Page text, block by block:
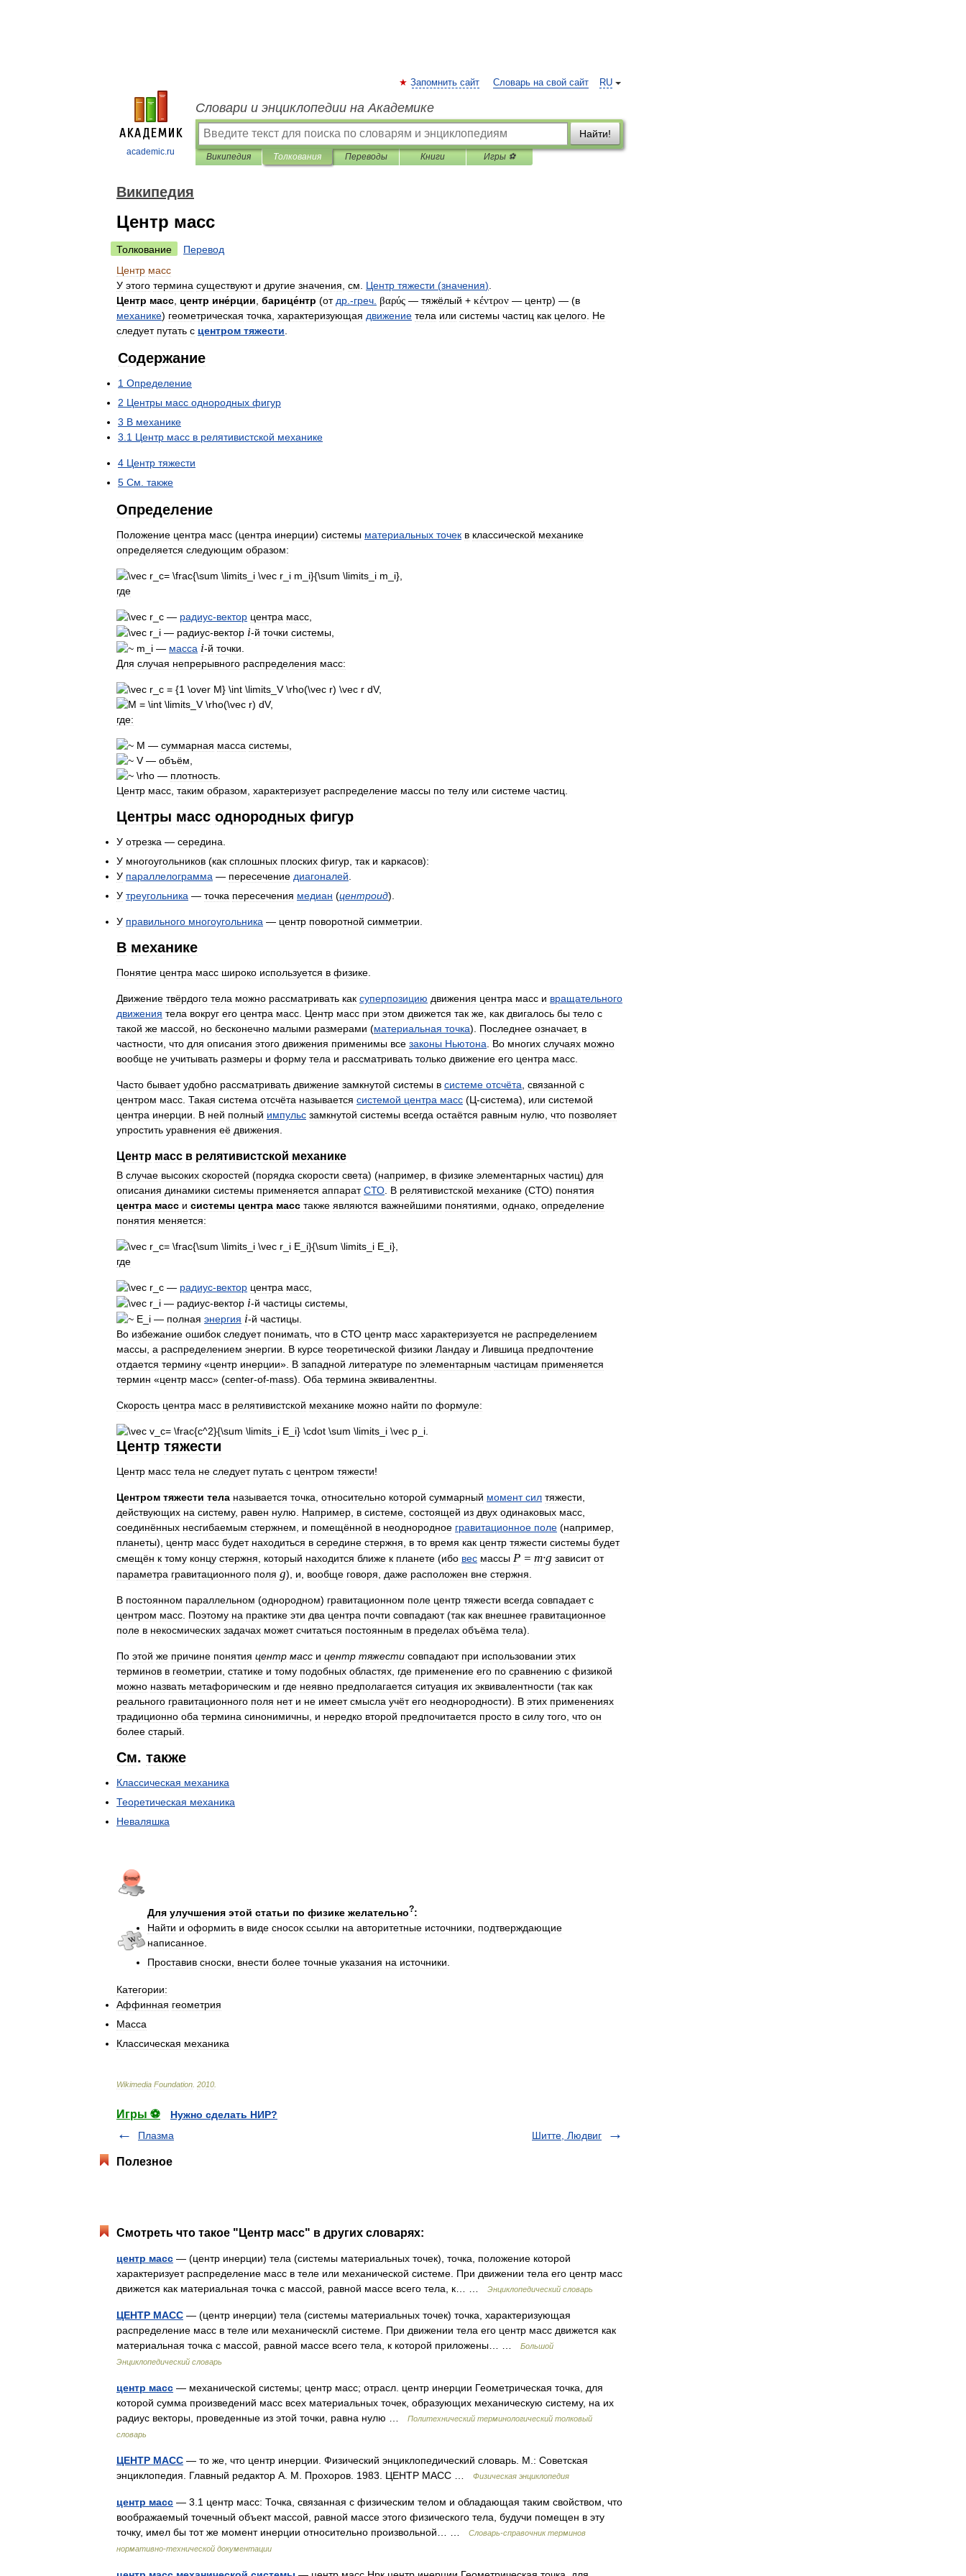
academic.ru
RU
Запомнить сайт Словарь на свой сайт
Словари и энциклопедии на Академике
Найти!
Википедия Толкования Переводы Книги Игры ⚽
Википедия
Центр масс
Толкование
Перевод
Центр масс
У этого термина существуют и другие значения см Центр тяжести (значения)
Центр масс центр ине́рции барице́нтр (от др .-греч βαρύς — тяжёлый + κέντρον — центр) — (в
механике) геометрическая точка характеризующая движение тела или системы частиц как целого Не
следует путать с центром тяжести
Содержание
1 Определение
2 Центры масс однородных фигур
3 В механике
3 1 Центр масс в релятивистской механике
4 Центр тяжести
5 См также
Определение
Положение центра масс (центра инерции) системы материальных точек в классической механике
определяется следующим образом:
где
— радиус-вектор центра масс
— радиус-вектор i-й точки системы
— масса i-й точки
Для случая непрерывного распределения масс:
где:
— суммарная масса системы
— объём
— плотность
Центр масс таким образом характеризует распределение массы по телу или системе частиц
Центры масс однородных фигур
У отрезка — середина
У многоугольников (как сплошных плоских фигур так и каркасов):
У параллелограмма — пересечение диагоналей
У треугольника — точка пересечения медиан (центроид).
У правильного многоугольника — центр поворотной симметрии
В механике
Понятие центра масс широко используется в физике
Движение твёрдого тела можно рассматривать как суперпозицию движения центра масс и вращательного
движения тела вокруг его центра масс Центр масс при этом движется так же как двигалось бы тело с
такой же массой но бесконечно малыми размерами (материальная точка). Последнее означает, в
частности что для описания этого движения применимы все законы Ньютона Во многих случаях можно
вообще не учитывать размеры и форму тела и рассматривать только движение его центра масс
Часто бывает удобно рассматривать движение замкнутой системы в системе отсчёта связанной с
центром масс Такая система отсчёта называется системой центра масс (Ц-система), или системой
центра инерции В ней полный импульс замкнутой системы всегда остаётся равным нулю что позволяет
упростить уравнения её движения
Центр масс в релятивистской механике
В случае высоких скоростей (порядка скорости света) (например в физике элементарных частиц) для
описания динамики системы применяется аппарат СТО В релятивистской механике (СТО) понятия
центра масс и системы центра масс также являются важнейшими понятиями однако определение
понятия меняется:
где
— радиус-вектор центра масс
— радиус-вектор i-й частицы системы
— полная энергия i-й частицы
Во избежание ошибок следует понимать что в СТО центр масс характеризуется не распределением
массы а распределением энергии В курсе теоретической физики Ландау и Лившица предпочтение
отдается термину «центр инерции». В западной литературе по элементарным частицам применяется
термин «центр масс» (center-of-mass). Оба термина эквивалентны
Скорость центра масс в релятивистской механике можно найти по формуле:
Центр тяжести
Центр масс тела не следует путать с центром тяжести!
Центром тяжести тела называется точка относительно которой суммарный момент сил тяжести
действующих на систему, равен нулю Например в системе состоящей из двух одинаковых масс
соединённых несгибаемым стержнем и помещённой в неоднородное гравитационное поле (например
планеты), центр масс будет находиться в середине стержня в то время как центр тяжести системы будет
смещён к тому концу стержня который находится ближе к планете (ибо вес массы P = m·g зависит от
параметра гравитационного поля g), и вообще говоря даже расположен вне стержня
В постоянном параллельном (однородном) гравитационном поле центр тяжести всегда совпадает с
центром масс Поэтому на практике эти два центра почти совпадают(так как внешнее гравитационное
поле в некосмических задачах может считаться постоянным в пределах объёма тела).
По этой же причине понятия центр масс и центр тяжести совпадают при использовании этих
терминов в геометрии статике и тому подобных областях где применение его по сравнению с физикой
можно назвать метафорическим и где неявно предполагается ситуация их эквивалентности (так как
реального гравитационного поля нет и не имеет смысла учёт его неоднородности). В этих применениях
традиционно оба термина синонимичны и нередко второй предпочитается просто в силу того что он
более старый
См. также
Классическая механика
Теоретическая механика
Неваляшка
Для улучшения этой статьи по физике желательно?:
Найти и оформить в виде сносок ссылки на авторитетные источники
подтверждающие
написанное
Проставив сноски внести более точные указания на источники
Категории:
Аффинная геометрия
Масса
Классическая механика
Wikimedia Foundation 2010
Игры ⚽
Нужно сделать НИР?
Плазма
Шитте, Людвиг
Полезное
Смотреть что такое "Центр масс" в других словарях:
центр масс — (центр инерции) тела (системы материальных точек), точка, положение которой
характеризует распределение масс в теле или механической системе. При движении тела его центр масс
движется как материальная точка с массой, равной массе всего тела, к… …
Энциклопедический словарь
ЦЕНТР МАСС — (центр инерции) тела (системы материальных точек) точка, характеризующая
распределение масс в теле или механическлй системе. При движении тела его центр масс движется как
материальная точка с массой, равной массе всего тела, к которой приложены… …
Большой
Энциклопедический словарь
центр масс — механической системы; центр масс; отрасл. центр инерции Геометрическая точка, для
которой сумма произведений масс всех материальных точек, образующих механическую систему, на их
радиус векторы, проведенные из этой точки, равна нулю …
Политехнический терминологический толковый
словарь
ЦЕНТР МАСС — то же, что центр инерции. Физический энциклопедический словарь. М.: Советская
энциклопедия. Главный редактор А. М. Прохоров. 1983. ЦЕНТР МАСС …
Физическая энциклопедия
центр масс — 3.1 центр масс: Точка, связанная с физическим телом и обладающая таким свойством, что
воображаемый точечный объект массой, равной массе этого физического тела, будучи помещен в эту
точку, имел бы тот же момент инерции относительно произвольной… …
Словарь-справочник терминов
нормативно-технической документации